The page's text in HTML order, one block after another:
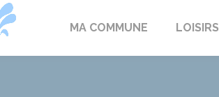
MA COMMUNE LOISIRS